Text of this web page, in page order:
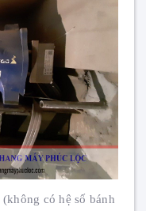
(không có hệ số bánh